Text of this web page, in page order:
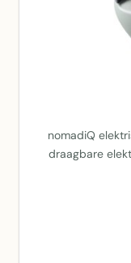
nomadiQ
draagbare